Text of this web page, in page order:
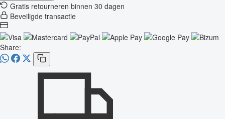
Gratis retourneren binnen 30 dagen
Beveiligde transactie
Share: